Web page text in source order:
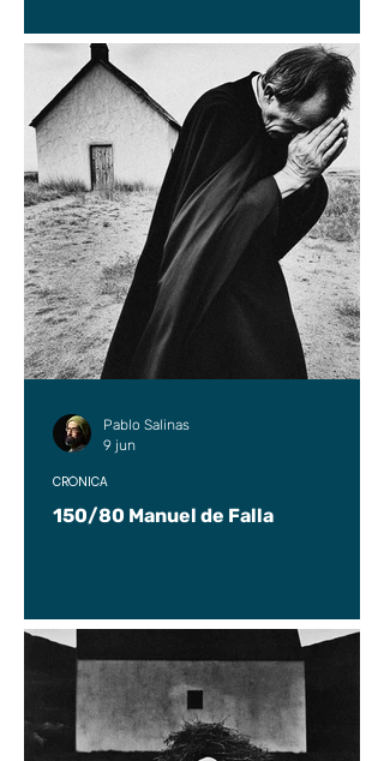
150/80 Manuel de Falla
CRÓNICA
Pablo Salinas
9 jun